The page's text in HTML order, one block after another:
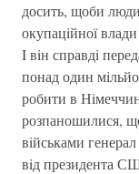
досить, щоби
окупацiйної
I вiн справдi
понад один
робити в
розпаношилися,
вiйськами
вiд президента